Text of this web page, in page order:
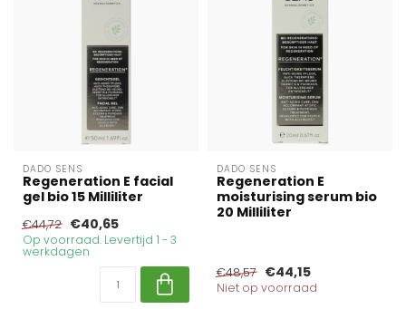
DADO SENS
Regeneration E facial
gel bio 15 Milliliter
€44,72 €40,65
Op voorraad. Levertijd 1 - 3
werkdagen
DADO SENS
Regeneration E
moisturising serum bio
20 Milliliter
€48,57 €44,15
Niet op voorraad